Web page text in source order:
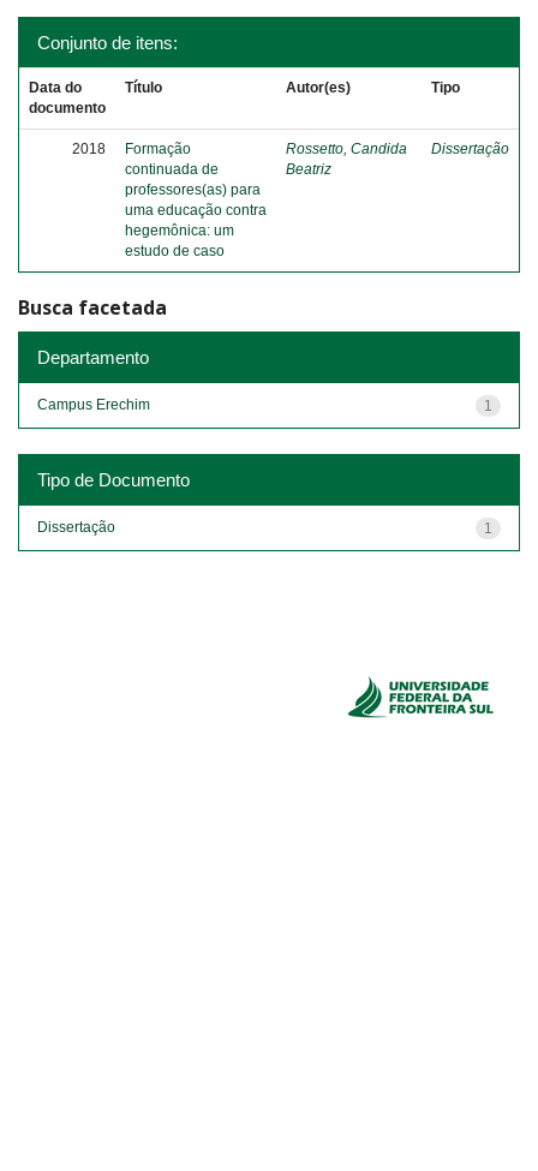
Conjunto de itens:
Data do
documento
Título Autor(es) Tipo
2018
Formação
continuada de
professores(as) para
uma educação contra
hegemônica: um
estudo de caso
Rossetto, Candida
Beatriz
Dissertação
Busca facetada
Departamento
1
Campus Erechim
Tipo de Documento
1
Dissertação